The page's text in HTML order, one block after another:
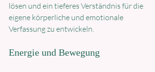
lösen und ein tieferes Verständnis für die
eigene körperliche und emotionale
Verfassung zu entwickeln.
Energie und Bewegung